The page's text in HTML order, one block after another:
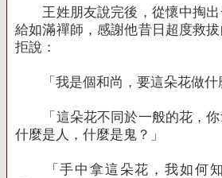
王姓朋友說完後，從懷中掏出
給如滿禪師，感謝他昔日超度救
拒說：
「我是個和尚，要這朵花做什
「這朵花不同於一般的花，你
什麼是人，什麼是鬼？」
「手中拿這朵花，我如何知